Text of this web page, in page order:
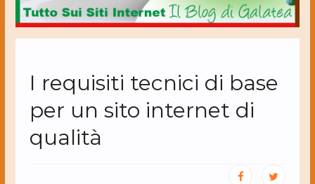
I requisiti tecnici di base
per un sito internet di
qualità